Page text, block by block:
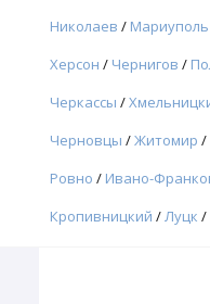
Николаев / Мариуполь
Херсон / Чернигов /
Черкассы /
Черновцы /Житомир /
Ровно / Ивано-
Кропивницкий /Луцк /